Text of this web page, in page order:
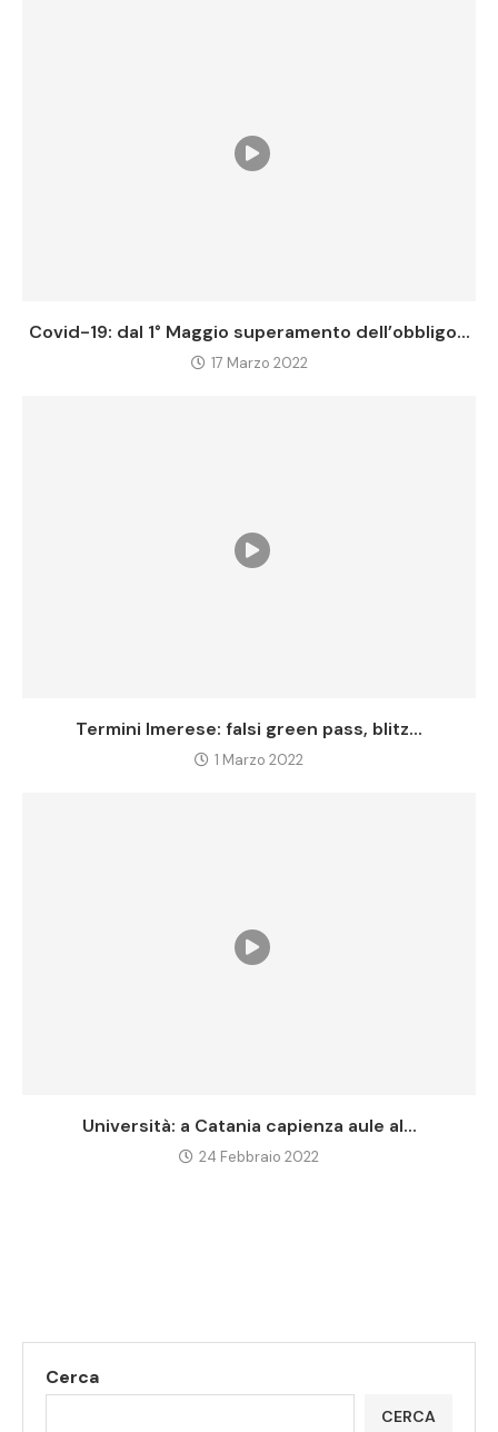
Covid-19: dal 1° Maggio superamento dell’obbligo...
17 Marzo 2022
Termini Imerese: falsi green pass, blitz...
1 Marzo 2022
Università: a Catania capienza aule al...
24 Febbraio 2022
Cerca
CERCA